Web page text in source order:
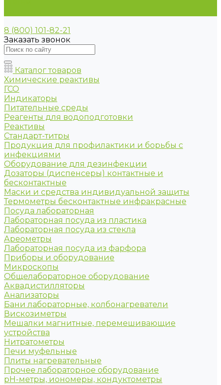
8 (800) 101-82-21
Заказать звонок
Каталог товаров
Химические реактивы
ГСО
Индикаторы
Питательные среды
Реагенты для водоподготовки
Реактивы
Стандарт-титры
Продукция для профилактики и борьбы с
инфекциями
Оборудование для дезинфекции
Дозаторы (диспенсеры) контактные и
бесконтактные
Маски и средства индивидуальной защиты
Термометры бесконтактные инфракрасные
Посуда лабораторная
Лабораторная посуда из пластика
Лабораторная посуда из стекла
Ареометры
Лабораторная посуда из фарфора
Приборы и оборудование
Микроскопы
Общелабораторное оборудование
Аквадистилляторы
Анализаторы
Бани лабораторные, колбонагреватели
Вискозиметры
Мешалки магнитные, перемешивающие
устройства
Нитратометры
Печи муфельные
Плиты нагревательные
Прочее лабораторное оборудование
рН-метры, иономеры, кондуктометры